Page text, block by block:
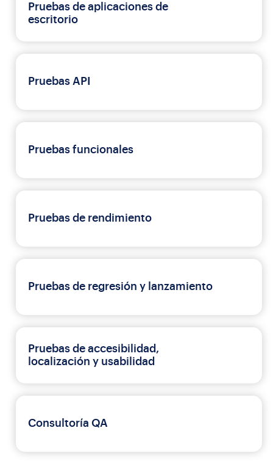
Pruebas de aplicaciones de
escritorio
Pruebas API
Pruebas funcionales
Pruebas de rendimiento
Pruebas de regresión y lanzamiento
Pruebas de accesibilidad,
localización y usabilidad
Consultoría QA